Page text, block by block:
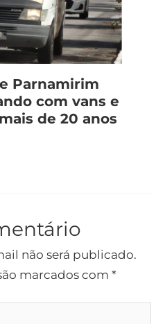
Parnamirim
com vans e
de 20 anos
não será publicado.
marcados com *